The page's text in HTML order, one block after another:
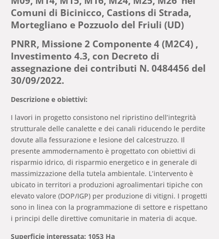
Comuni di Bicinicco, Castions di Strada,
Mortegliano e Pozzuolo del Friuli (UD)
PNRR, Missione 2 Componente 4 (M2C4) ,
Investimento 4.3, con Decreto di
assegnazione dei contributi N. 0484456 del
30/09/2022.
Descrizione e obiettivi:
I lavori in progetto consistono nel ripristino dell’integrità
strutturale delle canalette e dei canali riducendo le perdite
dovute alla fessurazione e lesione del calcestruzzo. Il
presente ammodernamento è progettato con obiettivi di
risparmio idrico, di risparmio energetico e in generale di
massimizzazione della tutela ambientale. L’intervento è
ubicato in territori a produzioni agroalimentari tipiche con
elevato valore (DOP/IGP) per produzione di vitigni. I progetti
sono in linea con la programmazione di settore e rispettano
i principi delle direttive comunitarie in materia di acque.
Superficie interessata: 1053 Ha